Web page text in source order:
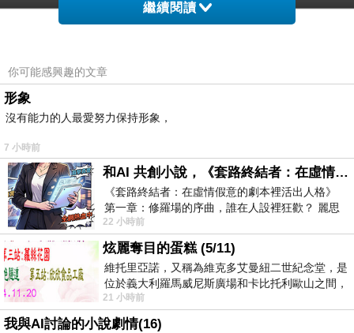
繼續閱讀
你可能感興趣的文章
形象
沒有能力的人最愛努力保持形象，
7 小時前
和AI 共創小說，《套路終結者：在虛情假意的劇本裡活出人格》
《套路終結者：在虛情假意的劇本裡活出人格》
第一章：修羅場的序曲，誰在人設裡狂歡？ 麗思
卡爾頓酒店的總統套房內，燈光昏
22 小時前
炫麗奪目的蛋糕 (5/11)
維托里亞諾，又稱為維克多艾曼紐二世紀念堂，是
位於義大利羅馬威尼斯廣場和卡比托利歐山之間，
用以紀念統一義大利統一後的的第一位國
21 小時前
我與AI討論的小說劇情(16)